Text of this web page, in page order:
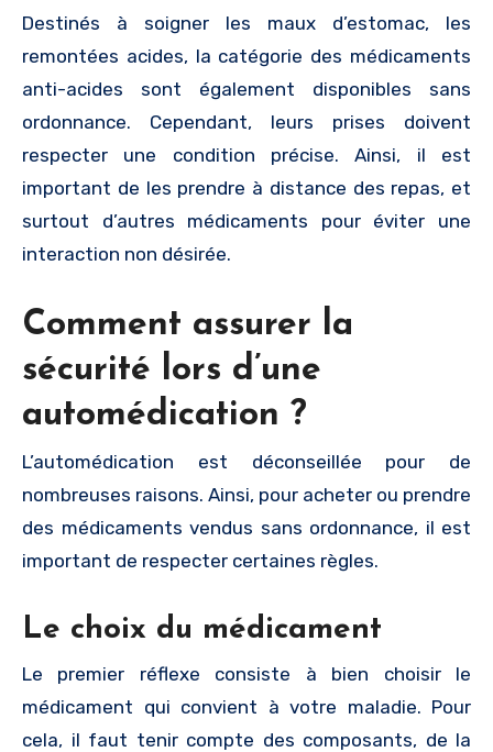
Destinés à soigner les maux d’estomac, les
remontées acides, la catégorie des médicaments
anti-acides sont également disponibles sans
ordonnance. Cependant, leurs prises doivent
respecter une condition précise. Ainsi, il est
important de les prendre à distance des repas, et
surtout d’autres médicaments pour éviter une
interaction non désirée.
Comment assurer la
sécurité lors d’une
automédication ?
L’automédication est déconseillée pour de
nombreuses raisons. Ainsi, pour acheter ou prendre
des médicaments vendus sans ordonnance, il est
important de respecter certaines règles.
Le choix du médicament
Le premier réflexe consiste à bien choisir le
médicament qui convient à votre maladie. Pour
cela, il faut tenir compte des composants, de la